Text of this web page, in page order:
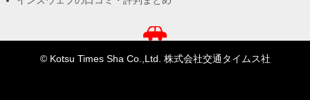
© Kotsu Times Sha Co.,Ltd. 株式会社交通タイムス社